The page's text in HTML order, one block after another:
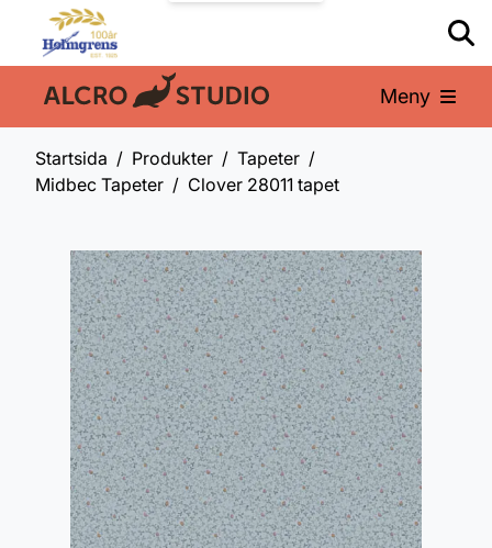
En del av: Meny
Startsida Produkter
Tapeter
Midbec Tapeter
Clover 28011 tapet